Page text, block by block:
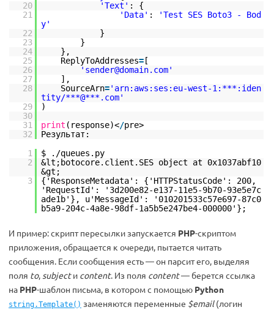
20
'Text' : {
21
'Data' :
'Test SES Boto3 - Bod
y'
22
}
23
}
24
},
25
ReplyToAddresses= [
26
'sender@domain.com'
27
],
28
SourceArn='arn:aws:ses:eu-west-1:***:iden
tity/***@***.com'
29
)
30
31
print (response)</pre>
32
Результат:
1
$ ./queues.py
2
&lt;botocore.client.SES object at 0x1037abf10
&gt;
3
{'ResponseMetadata': {'HTTPStatusCode': 200,
'RequestId': '3d200e82-e137-11e5-9b70-93e5e7c
ade1b'}, u'MessageId': '010201533c57e697-87c0
b5a9-204c-4a8e-98df-1a5b5e247be4-000000'};
И пример: скрипт пересылки запускается PHP-скриптом
приложения, обращается к очереди, пытается читать
сообщения. Если сообщения есть — он парсит его, выделяя
поля to, subjectи content. Из поля content— берется ссылка
на PHP-шаблон письма, в котором с помощью Python
string.Template() заменяются переменные $email(логин